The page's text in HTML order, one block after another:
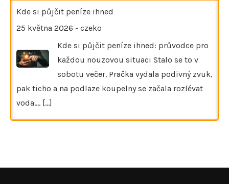
Kde si půjčit peníze ihned
25 května 2026 - czeko
Kde si půjčit peníze ihned: průvodce pro
každou nouzovou situaci Stalo se to v
sobotu večer. Pračka vydala podivný zvuk,
pak ticho a na podlaze koupelny se začala rozlévat
voda.… [...]